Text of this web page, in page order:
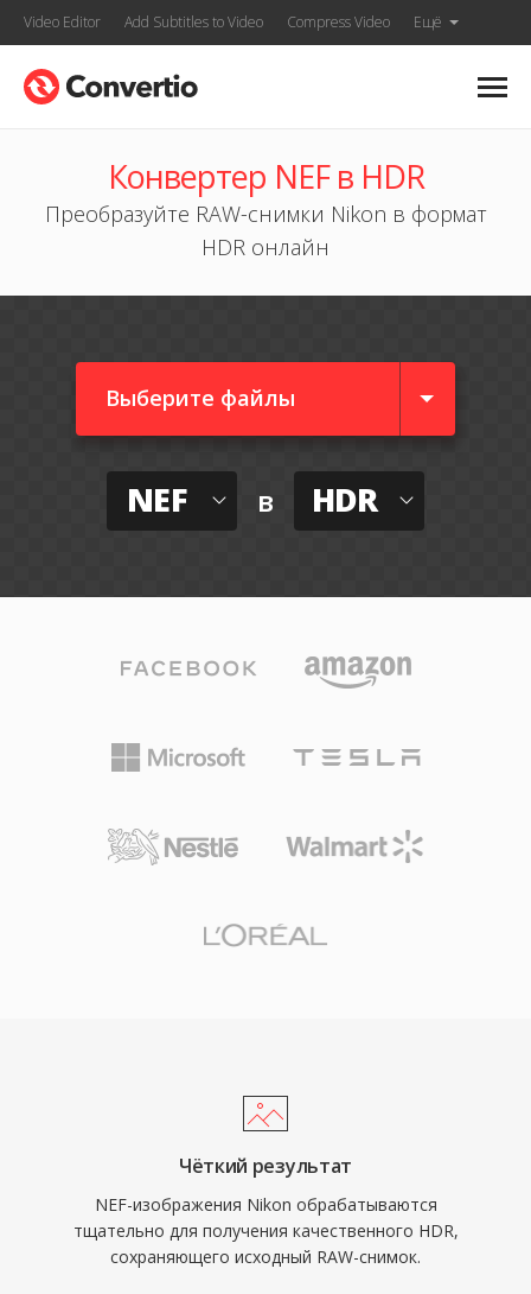
Video Editor Add Subtitles to Video Compress Video Ещё
Конвертер NEF в HDR
Преобразуйте RAW-снимки Nikon в формат
HDR онлайн
Выберите файлы
NEF в HDR
Чёткий результат
NEF-изображения Nikon обрабатываются
тщательно для получения качественного HDR,
сохраняющего исходный RAW-снимок.